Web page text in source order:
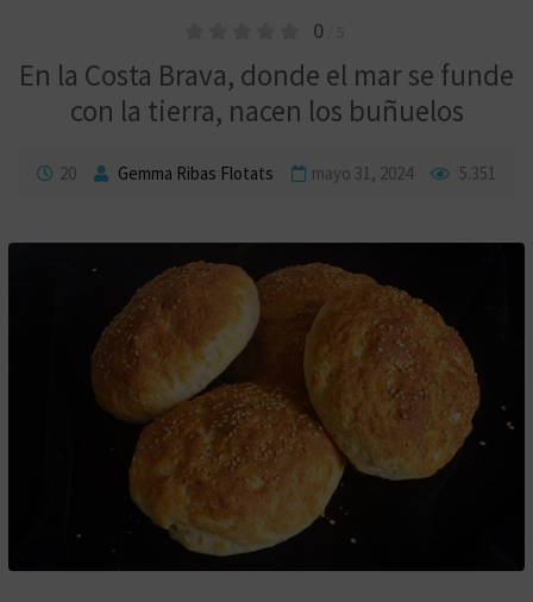
0
En la Costa Brava, donde el mar se funde
con la tierra, nacen los buñuelos
20 Gemma Ribas Flotats mayo 31, 2024 5.351